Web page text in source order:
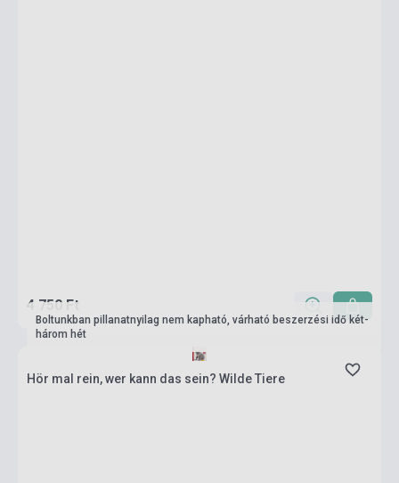
4 750 Ft
Boltunkban pillanatnyilag nem kapható, várható beszerzési idő két-
három hét
Hör mal rein, wer kann das sein? Wilde Tiere